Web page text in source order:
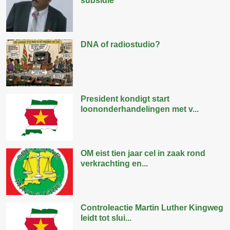
DNA of radiostudio?
President kondigt start
loononderhandelingen met v...
OM eist tien jaar cel in zaak rond
verkrachting en...
Controleactie Martin Luther Kingweg
leidt tot slui...